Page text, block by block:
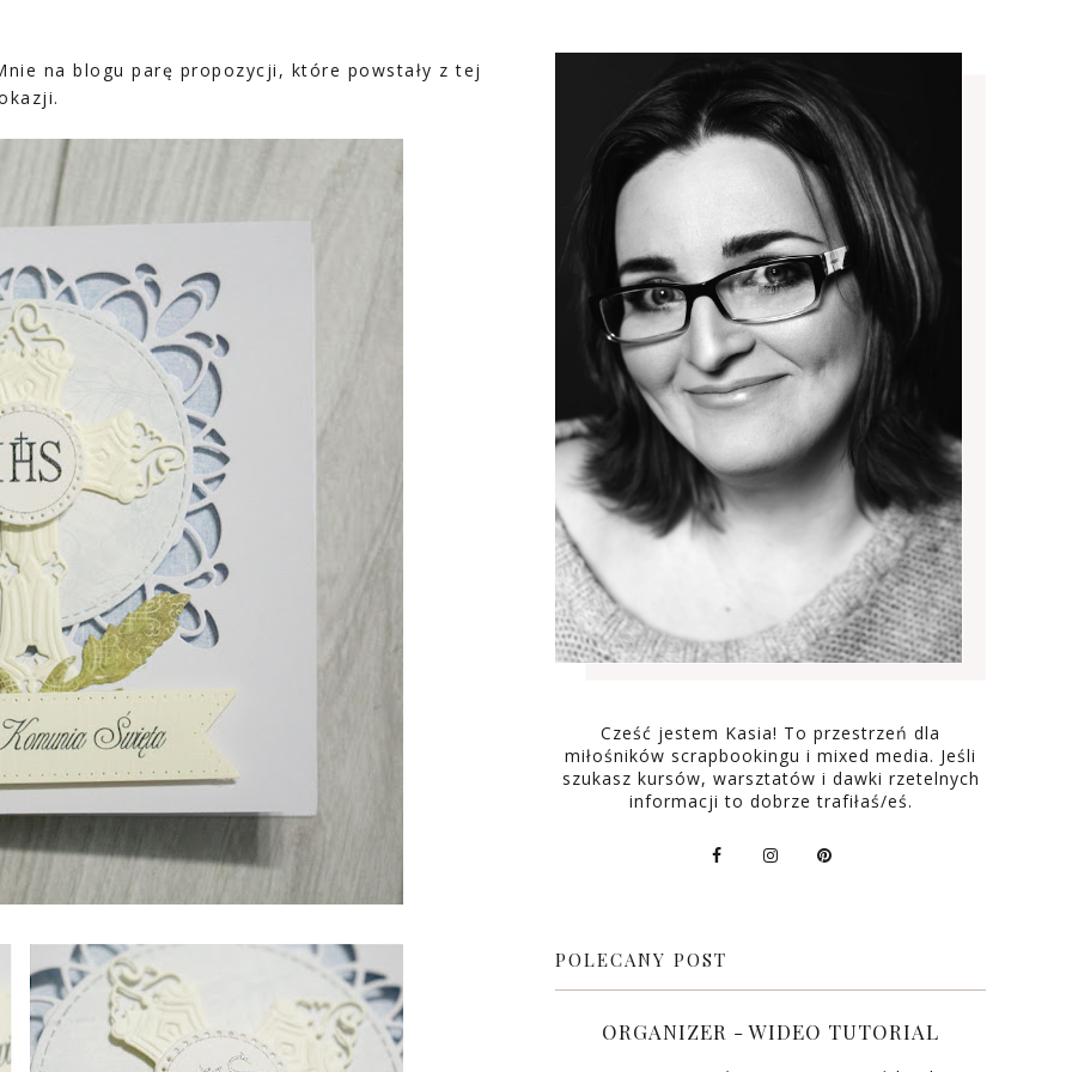
na blogu parę propozycji, które powstały z tej
Cześć jestem Kasia! To przestrzeń dla
miłośników scrapbookingu i mixed media. Jeśli
szukasz kursów, warsztatów i dawki rzetelnych
informacji to dobrze trafiłaś/eś.
POLECANY POST
ORGANIZER - WIDEO TUTORIAL